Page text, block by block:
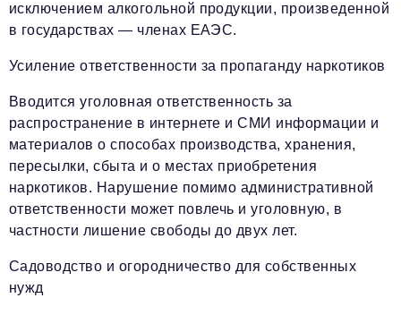
исключением алкогольной продукции, произведенной
в государствах — членах ЕАЭС.
Усиление ответственности за пропаганду наркотиков
Вводится уголовная ответственность за
распространение в интернете и СМИ информации и
материалов о способах производства, хранения,
пересылки, сбыта и о местах приобретения
наркотиков. Нарушение помимо административной
ответственности может повлечь и уголовную, в
частности лишение свободы до двух лет.
Садоводство и огородничество для собственных
нужд